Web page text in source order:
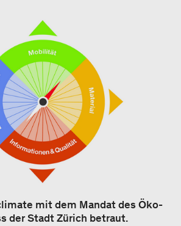
mit dem Mandat des Öko-
der Stadt Zürich betraut.